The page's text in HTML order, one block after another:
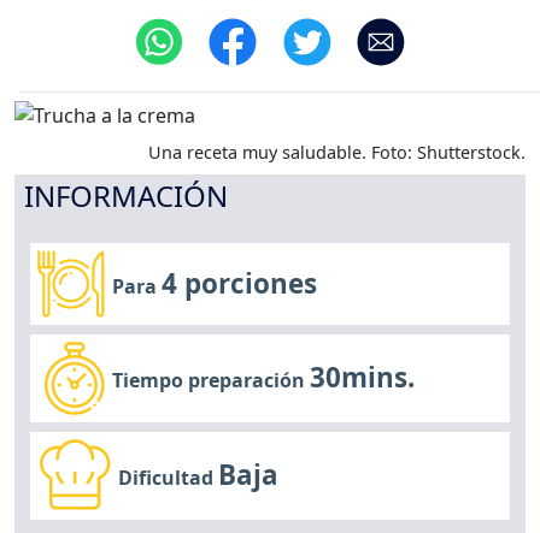
Una receta muy saludable. Foto: Shutterstock.
INFORMACIÓN
Para4 porciones
Tiempo preparación30mins.
Dificultad Baja